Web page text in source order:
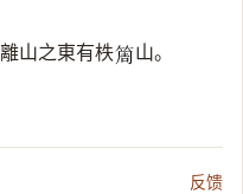
山之東有柣𥮐 山。
反馈